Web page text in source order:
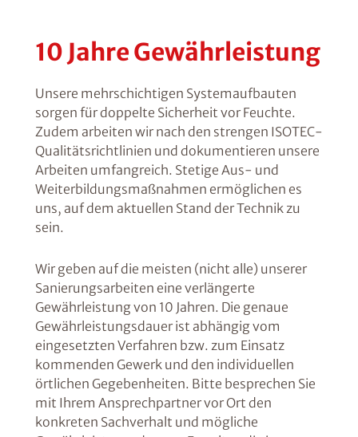
10 Jahre Gewährleistung
Unsere mehrschichtigen Systemaufbauten
sorgen für doppelte Sicherheit vor Feuchte.
Zudem arbeiten wir nach den strengen ISOTEC-
Qualitätsrichtlinien und dokumentieren unsere
Arbeiten umfangreich. Stetige Aus- und
Weiterbildungsmaßnahmen ermöglichen es
uns, auf dem aktuellen Stand der Technik zu
sein.
Wir geben auf die meisten (nicht alle) unserer
Sanierungsarbeiten eine verlängerte
Gewährleistung von 10 Jahren. Die genaue
Gewährleistungsdauer ist abhängig vom
eingesetzten Verfahren bzw. zum Einsatz
kommenden Gewerk und den individuellen
örtlichen Gegebenheiten. Bitte besprechen Sie
mit Ihrem Ansprechpartner vor Ort den
konkreten Sachverhalt und mögliche